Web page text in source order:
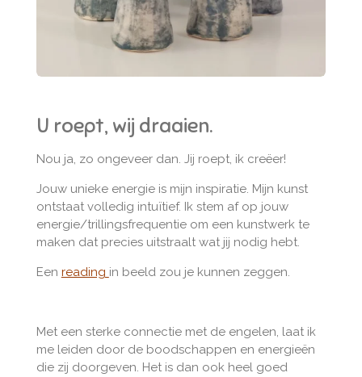
U roept, wij draaien.
Nou ja, zo ongeveer dan. Jij roept, ik creëer!
Jouw unieke energie is mijn inspiratie. Mijn kunst
ontstaat volledig intuïtief. Ik stem af op jouw
energie/trillingsfrequentie om een kunstwerk te
maken dat precies uitstraalt wat jij nodig hebt.
Een reading in beeld zou je kunnen zeggen.
Met een sterke connectie met de engelen, laat ik
me leiden door de boodschappen en energieën
die zij doorgeven. Het is dan ook heel goed